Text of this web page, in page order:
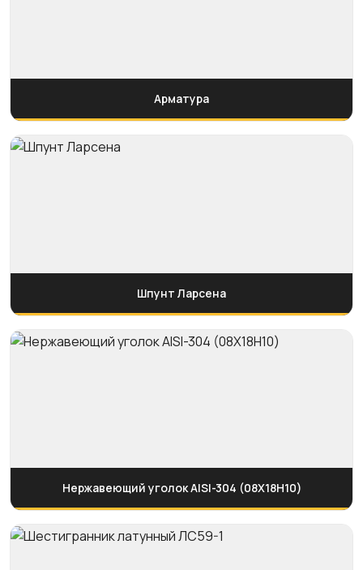
Арматура
Шпунт Ларсена
Нержавеющий уголок AISI-304 (08Х18Н10)